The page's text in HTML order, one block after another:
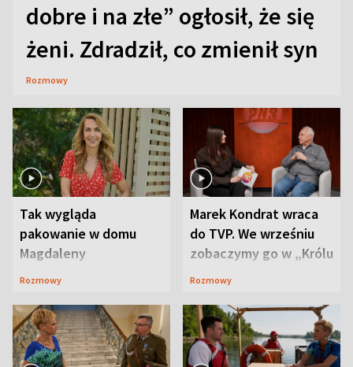
dobre i na złe” ogłosił, że się
żeni. Zdradził, co zmienił syn
Rozmowy
Tak wygląda
pakowanie w domu
Magdaleny
Waligórskiej-Lisieckiej.
Rozmowy
Marek Kondrat wraca
do TVP. We wrześniu
zobaczymy go w „Królu
Maciusiu I”
Rozmowy